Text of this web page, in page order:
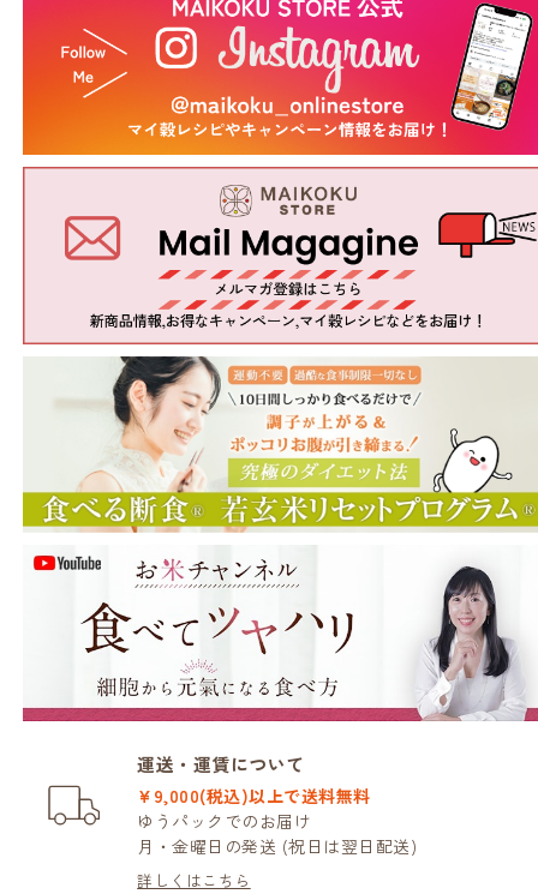
運送・運賃について
¥9,000(税込)以上で送料無料
ゆうパックでのお届け
月・金曜日の発送 (祝日は翌日配送)
詳しくはこちら